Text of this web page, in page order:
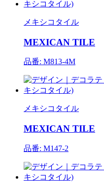
メキシコタイル
MEXICAN TILE
品番: M813-4M
メキシコタイル
MEXICAN TILE
品番: M147-2